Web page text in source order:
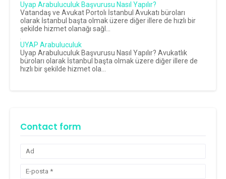
Uyap Arabuluculuk Başvurusu Nasıl Yapılır?
Vatandaş ve Avukat Portolı İstanbul Avukatı büroları
olarak İstanbul başta olmak üzere diğer illere de hızlı bir
şekilde hizmet olanağı sağl...
UYAP Arabuluculuk
Uyap Arabuluculuk Başvurusu Nasıl Yapılır? Avukatlık
büroları olarak İstanbul başta olmak üzere diğer illere de
hızlı bir şekilde hizmet ola...
Contact form